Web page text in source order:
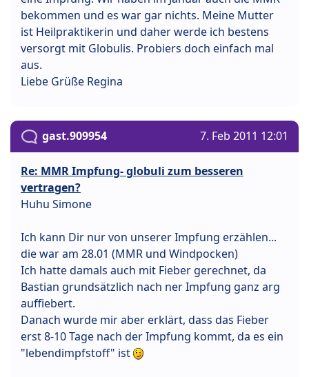
bekommen und es war gar nichts. Meine Mutter
ist Heilpraktikerin und daher werde ich bestens
versorgt mit Globulis. Probiers doch einfach mal
aus.
Liebe Grüße Regina
gast.909954 7. Feb 2011 12:01
Re: MMR Impfung- globuli zum besseren
vertragen?
Huhu Simone
Ich kann Dir nur von unserer Impfung erzählen...
die war am 28.01 (MMR und Windpocken)
Ich hatte damals auch mit Fieber gerechnet, da
Bastian grundsätzlich nach ner Impfung ganz arg
auffiebert.
Danach wurde mir aber erklärt, dass das Fieber
erst 8-10 Tage nach der Impfung kommt, da es ein
"lebendimpfstoff" ist